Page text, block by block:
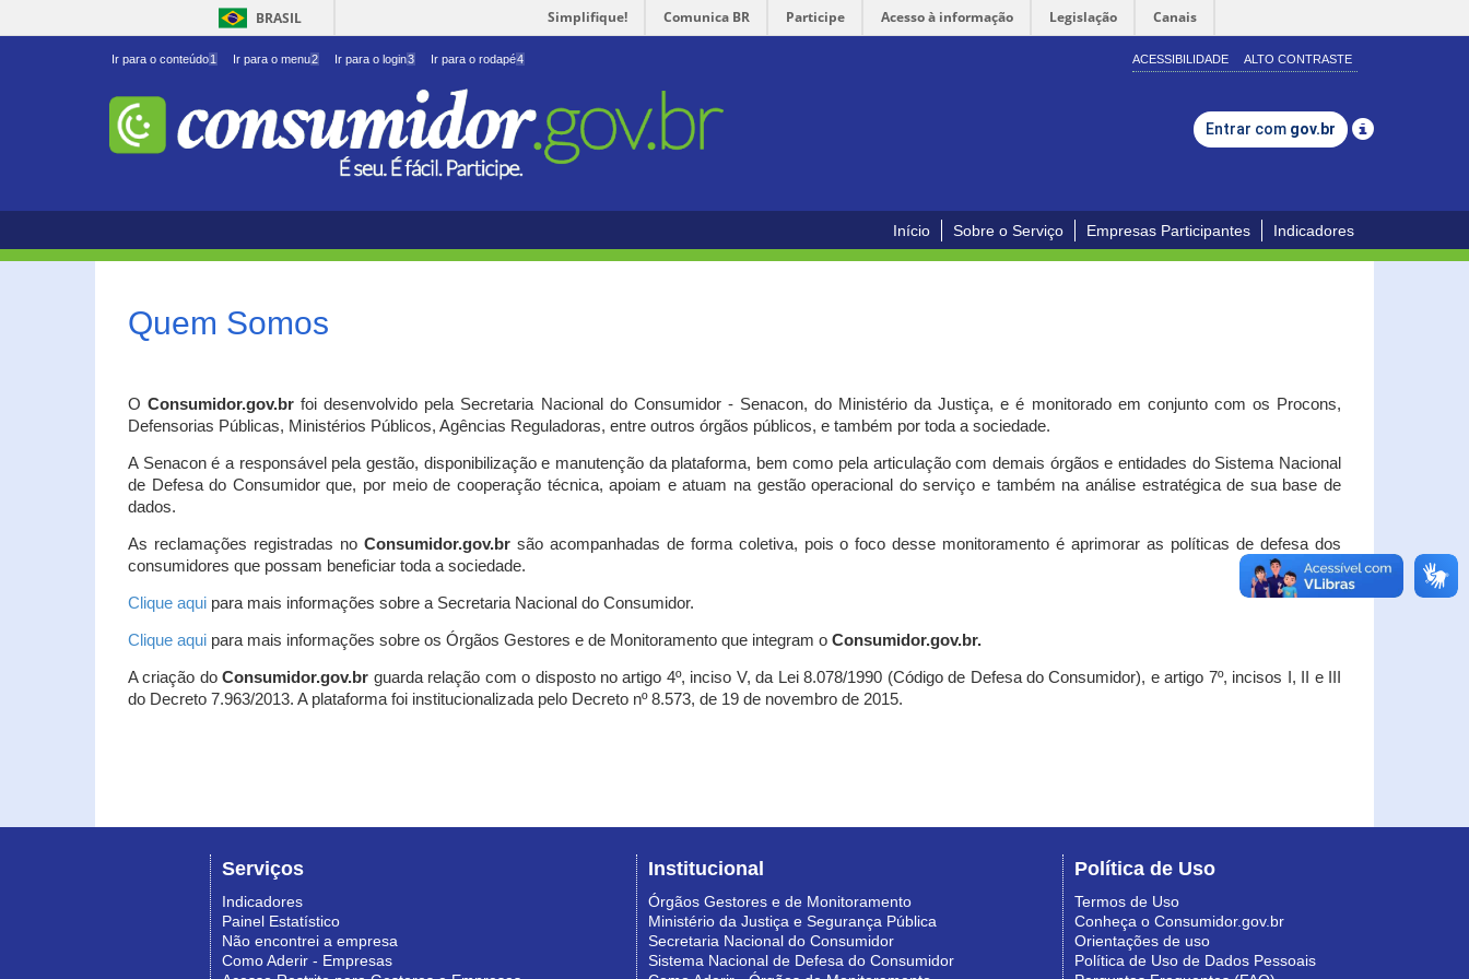
BRASIL Simplifique! Comunica BR Participe Acesso à informação Legislação Canais
Ir para o conteúdo1 Ir para o menu2 Ir para o login3 Ir para o rodapé4 ACESSIBILIDADE ALTO CONTRASTE
Entrar com gov.br
Início Sobre o Serviço Empresas Participantes Indicadores
Quem Somos
OConsumidor.gov.br foi desenvolvido pela Secretaria Nacional do Consumidor - Senacon, do Ministério da Justiça, e é monitorado em conjunto com os Procons,
Defensorias Públicas, Ministérios Públicos, Agências Reguladoras, entre outros órgãos públicos, e também por toda a sociedade.
A Senacon é a responsável pela gestão, disponibilização e manutenção da plataforma, bem como pela articulação com demais órgãos e entidades do Sistema Nacional
de Defesa do Consumidor que, por meio de cooperação técnica, apoiam e atuam na gestão operacional do serviço e também na análise estratégica de sua base de
dados.
As reclamações registradas no Consumidor.gov.brsão acompanhadas de forma coletiva, pois o foco desse monitoramento é aprimorar as políticas de defesa dos
consumidores que possam beneficiar toda a sociedade.
Clique aqui para mais informações sobre a Secretaria Nacional do Consumidor.
Clique aqui para mais informações sobre os Órgãos Gestores e de Monitoramento que integram o Consumidor.gov.br.
A criação doConsumidor.gov.br guarda relação com o disposto no artigo 4º, inciso V, da Lei 8.078/1990 (Código de Defesa do Consumidor), e artigo 7º, incisos I, II e III
do Decreto 7.963/2013. A plataforma foi institucionalizada pelo Decreto nº 8.573, de 19 de novembro de 2015.
Serviços
Indicadores
Painel Estatístico
Não encontrei a empresa
Como Aderir - Empresas
Institucional
Órgãos Gestores e de Monitoramento
Ministério da Justiça e Segurança Pública
Secretaria Nacional do Consumidor
Sistema Nacional de Defesa do Consumidor
Política de Uso
Termos de Uso
Conheça o Consumidor.gov.br
Orientações de uso
Política de Uso de Dados Pessoais